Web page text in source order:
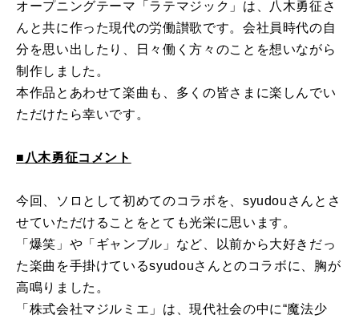
オープニングテーマ「ラテマジック」は、八木勇征さ
んと共に作った現代の労働讃歌です。会社員時代の自
分を思い出したり、日々働く方々のことを想いながら
制作しました。
本作品とあわせて楽曲も、多くの皆さまに楽しんでい
ただけたら幸いです。
■八木勇征コメント
今回、ソロとして初めてのコラボを、syudouさんとさ
せていただけることをとても光栄に思います。
「爆笑」や「ギャンブル」など、以前から大好きだっ
た楽曲を手掛けているsyudouさんとのコラボに、胸が
高鳴りました。
「株式会社マジルミエ」は、現代社会の中に“魔法少